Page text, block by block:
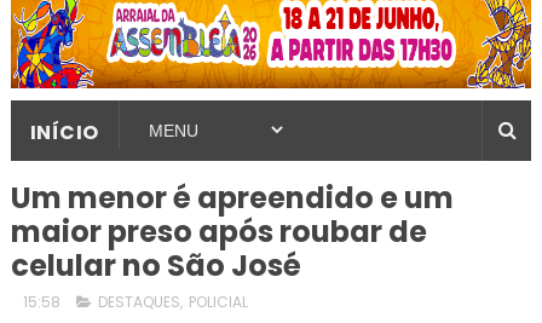
INÍCIO
Um menor é apreendido e um
maior preso após roubar de
celular no São José
15:58 DESTAQUES, POLICIAL